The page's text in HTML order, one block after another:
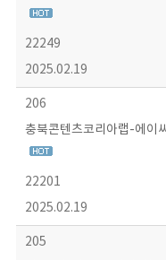
22249
2025.02.19
206
충북콘텐츠코리아랩-에이
22201
2025.02.19
205